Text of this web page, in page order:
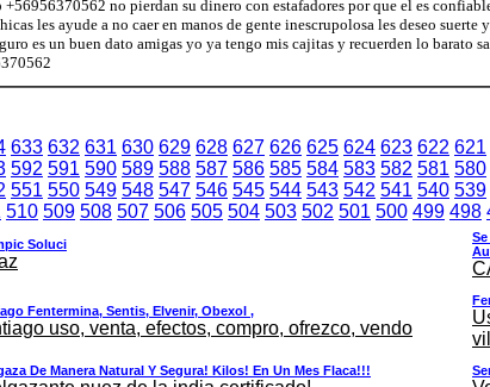
no pierdan su dinero con estafadores por que el es
les ayude a no caer en manos de gente inescrupolosa les deseo suerte
es un buen dato amigas yo ya tengo mis cajitas y recuerden lo barato
633 632 631 630 629 628 627 626 625 624 623 622 621
592 591 590 589 588 587 586 585 584 583 582 581 580
551 550 549 548 547 546 545 544 543 542 541 540 539
510 509 508 507 506 505 504 503 502 501 500 499 498
Soluci
Fentermina, Sentis, Elvenir, Obexol ,
uso, venta, efectos, compro, ofrezco, vendo
De Manera Natural Y Segura! Kilos! En Un Mes Flaca!!!